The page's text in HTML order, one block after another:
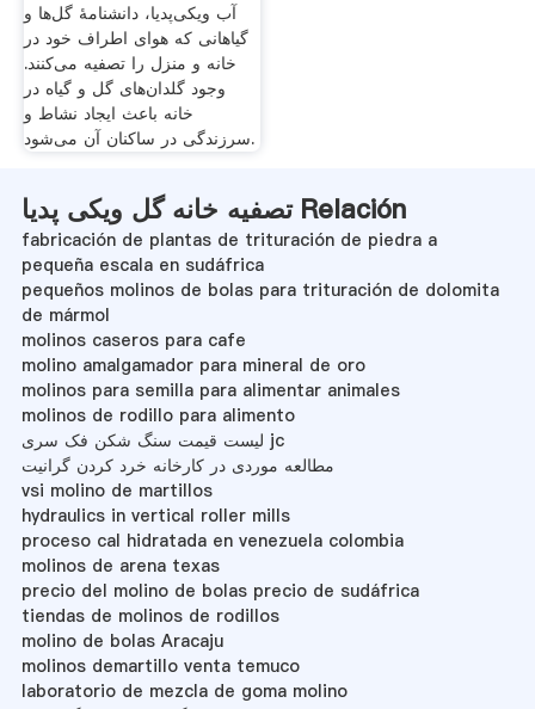
آب ویکی‌پدیا، دانشنامهٔ گل‌ها و
گیاهانی که هوای اطراف خود در
خانه و منزل را تصفیه می‌کنند.
وجود گلدان‌های گل و گیاه در
خانه باعث ایجاد نشاط و
سرزندگی در ساکنان آن می‌شود.
تصفیه خانه گل ویکی پدیا Relación
fabricación de plantas de trituración de piedra a
pequeña escala en sudáfrica
pequeños molinos de bolas para trituración de dolomita
de mármol
molinos caseros para cafe
molino amalgamador para mineral de oro
molinos para semilla para alimentar animales
molinos de rodillo para alimento
لیست قیمت سنگ شکن فک سری jc
مطالعه موردی در کارخانه خرد کردن گرانیت
vsi molino de martillos
hydraulics in vertical roller mills
proceso cal hidratada en venezuela colombia
molinos de arena texas
precio del molino de bolas precio de sudáfrica
tiendas de molinos de rodillos
molino de bolas Aracaju
molinos demartillo venta temuco
laboratorio de mezcla de goma molino